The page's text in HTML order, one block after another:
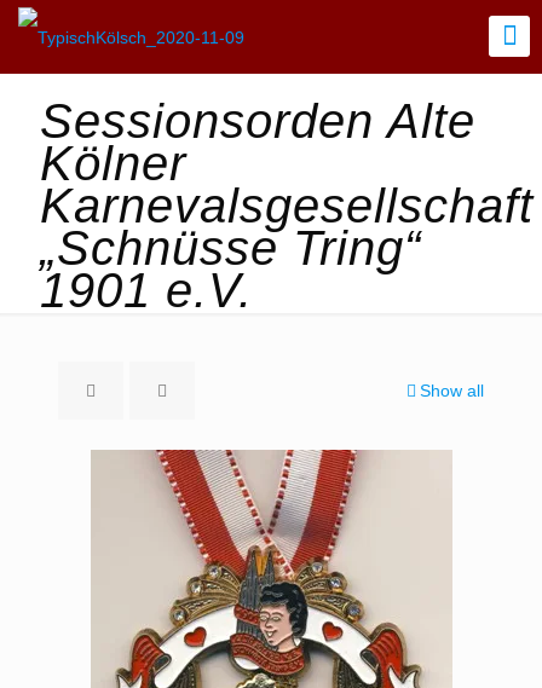
Sessionsorden Alte
Kölner
Karnevalsgesellschaft
„Schnüsse Tring“
1901 e.V.
Show all